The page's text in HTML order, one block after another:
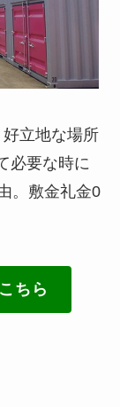
立地な場所
必要な時に
。敷金礼金0
ちら